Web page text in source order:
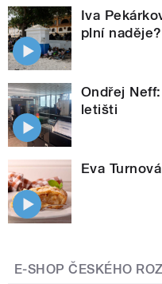
Iva
plní naděje?
Ondřej
letišti
Eva
E-SHOP ČESKÉHO